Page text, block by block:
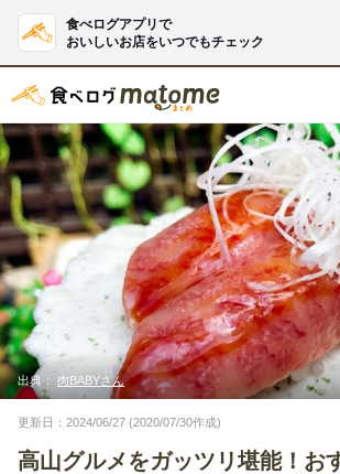
食べログアプリで
おいしいお店をいつでもチェック
出典： 肉BABYさん
更新日：2024/06/27 (2020/07/30作成)
高山グルメをガッツリ堪能！お